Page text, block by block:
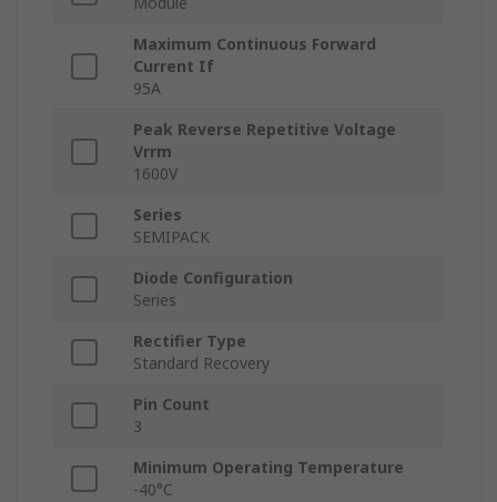
Maximum Continuous Forward
Current If
95A
Peak Reverse Repetitive Voltage
Vrrm
1600V
Series
SEMIPACK
Diode Configuration
Series
Rectifier Type
Standard Recovery
Pin Count
3
Minimum Operating Temperature
-40°C